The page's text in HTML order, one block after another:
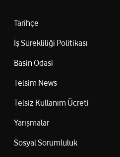
Tarihçe
İş Sürekliliği Politikası
Basin Odasi
Telsim News
Telsiz Kullanım Ücreti
Yarışmalar
Sosyal Sorumluluk